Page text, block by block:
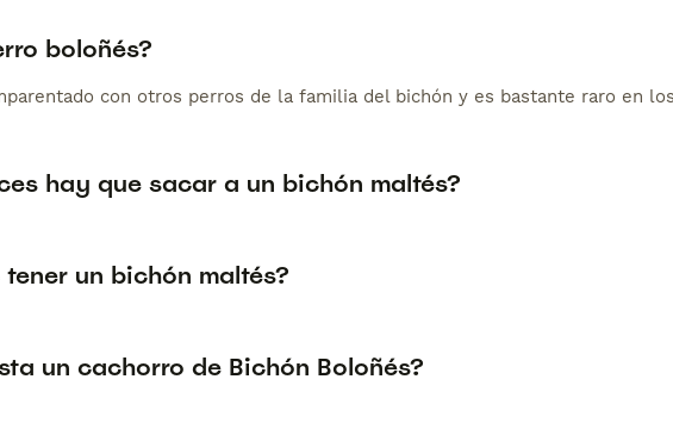
boloñés?
con otros perros de la familia del bichón y es bastante raro en
hay que sacar a un bichón maltés?
un bichón maltés?
un cachorro de Bichón Boloñés?